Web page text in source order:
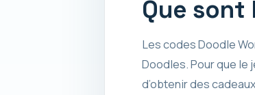
Que sont
Les codes Doodle
Doodles. Pour que le
d’obtenir des